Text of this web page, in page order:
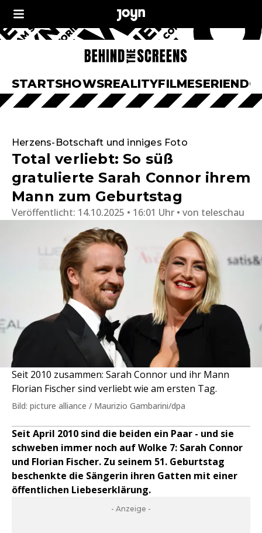
STARTSHOWSREALITYFILMESERIEN
Herzens-Botschaft und inniges Foto
Total verliebt: So süß
gratulierte Sarah Connor ihrem
Mann zum Geburtstag
Veröffentlicht: 14.10.2025 • 16:01 Uhr von teleschau
Seit 2010 zusammen: Sarah Connor und ihr Mann
Florian Fischer sind verliebt wie am ersten Tag.
Bild: picture alliance / Maurizio Gambarini/dpa
Seit April 2010 sind die beiden ein Paar - und sie
schweben immer noch auf Wolke 7: Sarah Connor
und Florian Fischer. Zu seinem 51. Geburtstag
beschenkte die Sängerin ihren Gatten mit einer
öffentlichen Liebeserklärung.
- Anzeige -